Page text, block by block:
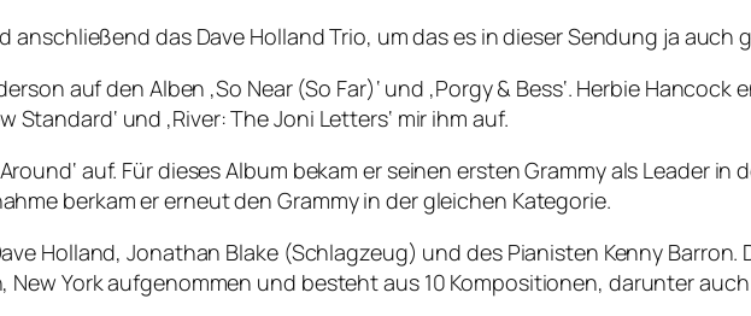
das Dave Holland Trio, um das es in dieser Sendung ja auch
auf den Alben ‚So Near (So Far)‘ und ‚Porgy & Bess‘. Herbie Hancock
und ‚River: The Joni Letters‘ mir ihm auf.
auf. Für dieses Album bekam er seinen ersten Grammy als Leader in
berkam er erneut den Grammy in der gleichen Kategorie.
Holland, Jonathan Blake (Schlagzeug) und des Pianisten Kenny Barron.
York aufgenommen und besteht aus 10 Kompositionen, darunter auch